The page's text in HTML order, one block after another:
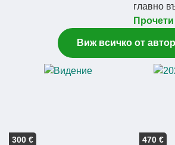
главно
Виж всичко от
300 € 470 €